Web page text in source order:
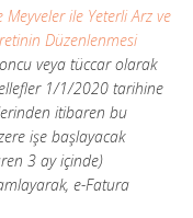
Meyveler ile Yeterli Arz ve
Düzenlenmesi
veya tüccar olarak
1/1/2020 tarihine
itibaren bu
işe başlayacak
3 ay içinde)
e-Fatura